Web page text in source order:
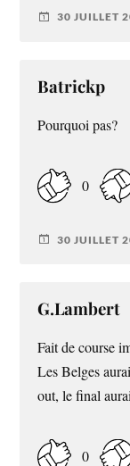
30 JUILLET
Batrickp
Pourquoi pas?
0
30 JUILLET
G.Lambert
Fait de course
Les Belges
out, le final
0